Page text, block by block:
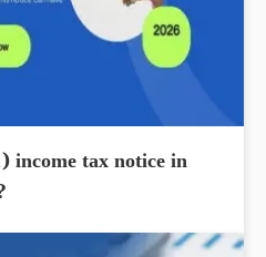
income tax notice in